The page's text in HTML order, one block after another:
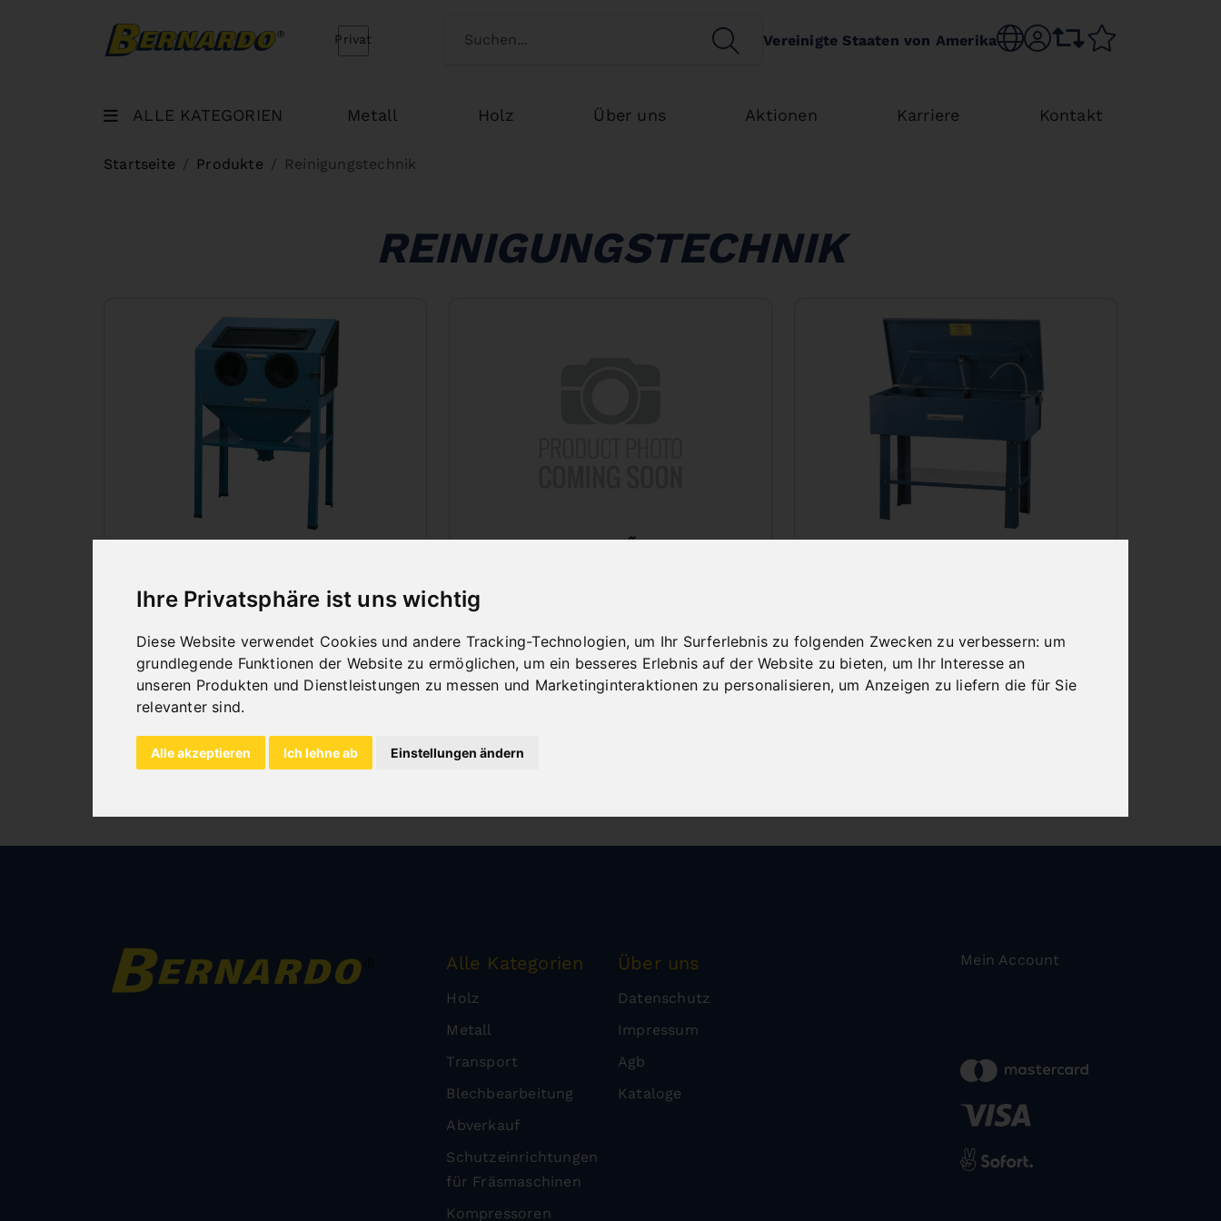
Ihre Privatsphäre ist uns wichtig
Diese Website verwendet Cookies und andere Tracking-Technologien, um Ihr Surferlebnis zu folgenden Zwecken zu verbessern: um
grundlegende Funktionen der Website zu ermöglichen, um ein besseres Erlebnis auf der Website zu bieten, um Ihr Interesse an
unseren Produkten und Dienstleistungen zu messen und Marketinginteraktionen zu personalisieren, um Anzeigen zu liefern die für Sie
relevanter sind.
Alle akzeptieren Ich lehne ab Einstellungen ändern
Bernardo Home Kundenart wechseln
Privat SEARCHVereinigte Staaten von Amerika Sprache wechseln
sr.accountVergleichsliste
ALLE KATEGORIEN Metall Holz Über uns Aktionen Karriere Kontakt
Startseite Produkte Reinigungstechnik
REINIGUNGSTECHNIK
SANDSTRAHLKABINEN
ZUBEHÃ¶R
TEILEWASCHANLAGEN
Alle Kategorien
Holz
Metall
Transport
Blechbearbeitung
Abverkauf
Schutzeinrichtungen
für Fräsmaschinen
Kompressoren
Über uns
Datenschutz
Impressum
Agb
Kataloge
Mein Account